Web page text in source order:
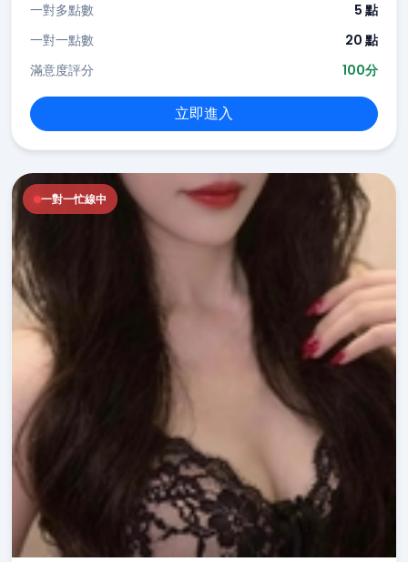
一對多點數
5 點
一對一點數
20 點
滿意度評分
100分
立即進入
一對一忙線中